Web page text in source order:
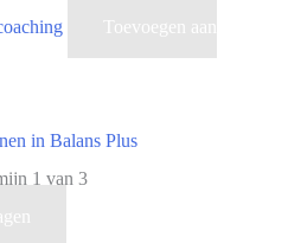
Toevoegen aan
in Balans Plus
1 van 3